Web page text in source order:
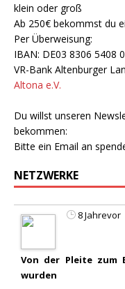
klein oder groß
Ab 250€ bekommst du
Per Überweisung:
IBAN: DE03 8306 5408
VR-Bank Altenburger
Altona e.V.
Du willst unseren
bekommen:
Bitte ein Email an
NETZWERKE
8 Jahrevor
Von der Pleite zum
wurden